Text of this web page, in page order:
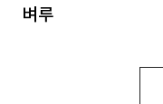
벼루